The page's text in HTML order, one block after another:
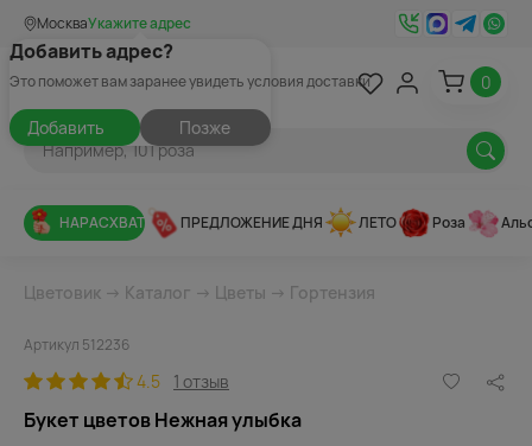
МоскваУкажите адрес
Добавить адрес?
Это поможет вам заранее увидеть условия доставки
Добавить Позже
0
НАРАСХВАТ ПРЕДЛОЖЕНИЕ ДНЯ ЛЕТО Роза
Цветовик → Каталог → Цветы → Гортензия
Артикул 512236
4.5 1 отзыв
Букет цветов Нежная улыбка